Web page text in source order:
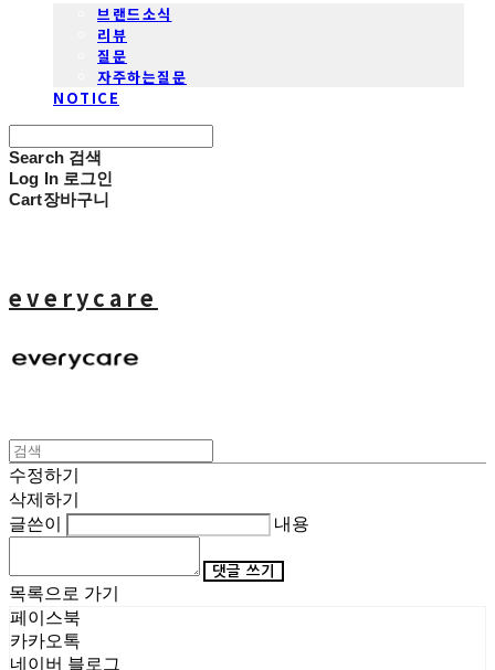
브랜드소식
리뷰
질문
자주하는질문
NOTICE
Search 검색
Log In 로그인
Cart장바구니
everycare
수정하기
삭제하기
글쓴이
내용
댓글 쓰기
목록으로 가기
페이스북
카카오톡
네이버 블로그